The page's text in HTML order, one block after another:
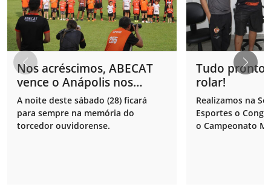
Nos acréscimos, ABECAT
vence o Anápolis nos
pênaltis e garante vaga na
final do playoff! 🏆
A noite deste sábado (28) ficará
para sempre na memória do
torcedor ouvidorense.
Tudo pronto
rolar!
Realizamos na
Esportes o
o Campeonato